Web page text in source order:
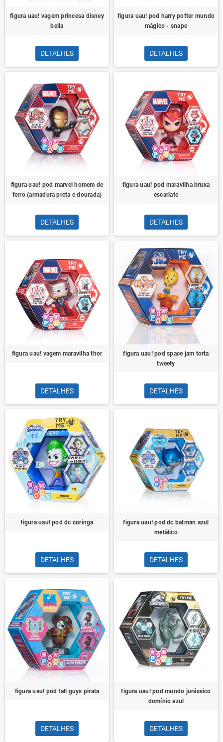
figura uau! vagem princesa disney
bella
DETALHES
figura uau! pod harry potter mundo
mágico - snape
DETALHES
figura uau! pod marvel homem de
ferro (armadura preta e dourada)
DETALHES
figura uau! pod maravilha bruxa
escarlate
DETALHES
figura uau! vagem maravilha thor
DETALHES
figura uau! pod space jam torta
tweety
DETALHES
figura uau! pod dc coringa
DETALHES
figura uau! pod dc batman azul
metálico
DETALHES
figura uau! pod fall guys pirata
DETALHES
figura uau! pod mundo jurássico
domínio azul
DETALHES